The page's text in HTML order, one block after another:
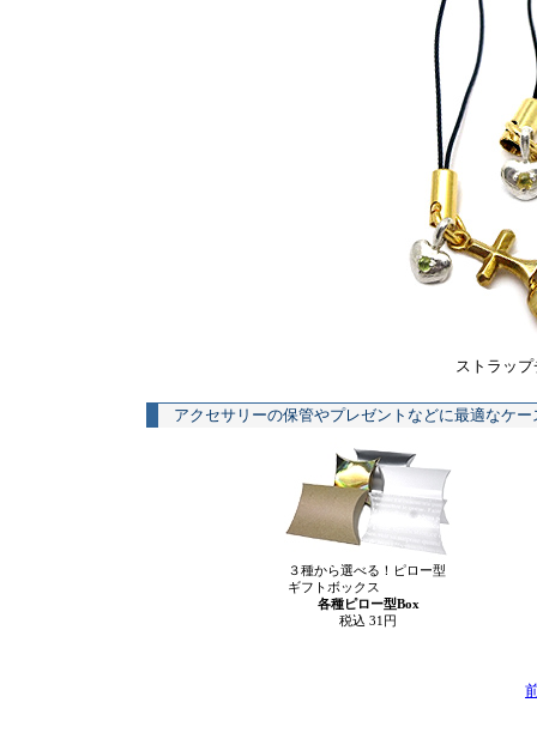
ストラッ
アクセサリーの保管やプレゼントなどに最適なケ
３種から選べる！ピロー型
ギフトボックス
各種ピロー型Box
税込 31円